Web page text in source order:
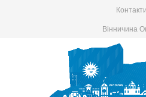
Контакти
Вінничина